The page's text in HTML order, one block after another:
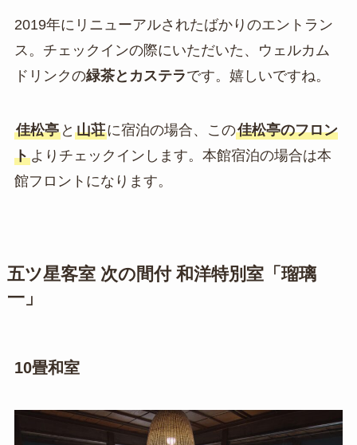
2019年にリニューアルされたばかりのエントラン
ス。チェックインの際にいただいた、ウェルカム
ドリンクの緑茶とカステラです。嬉しいですね。
佳松亭と 山荘に宿泊の場合、この佳松亭のフロン
トよりチェックインします。本館宿泊の場合は本
館フロントになります。
五ツ星客室 次の間付 和洋特別室「瑠璃
一」
10畳和室